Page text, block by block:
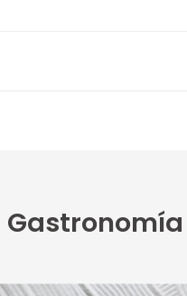
Gastronomía